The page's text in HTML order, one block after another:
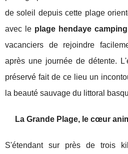
de soleil depuis cette plage
avec le plage hendaye
vacanciers de rejoindre
après une journée de détente.
préservé fait de ce lieu un
la beauté sauvage du littoral
La Grande Plage, le cœur
S'étendant sur près de trois